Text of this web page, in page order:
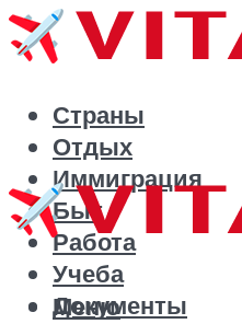
Страны
Отдых
Иммиграция
Быт
Работа
Учеба
Документы
Меню